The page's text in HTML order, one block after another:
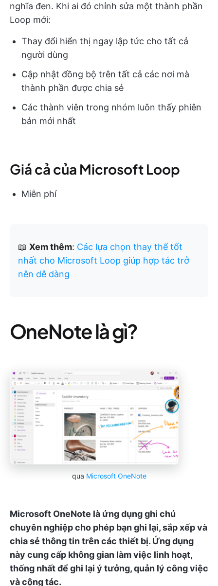
nghĩa đen. Khi ai đó chỉnh sửa một thành phần
Loop mới:
Thay đổi hiển thị ngay lập tức cho tất cả
người dùng
Cập nhật đồng bộ trên tất cả các nơi mà
thành phần được chia sẻ
Các thành viên trong nhóm luôn thấy phiên
bản mới nhất
Giá cả của Microsoft Loop
Miễn phí
📖 Xem thêm: Các lựa chọn thay thế tốt
nhất cho Microsoft Loop giúp hợp tác trở
nên dễ dàng
OneNote là gì?
qua Microsoft OneNote
Microsoft OneNote là ứng dụng ghi chú
chuyên nghiệp cho phép bạn ghi lại, sắp xếp và
chia sẻ thông tin trên các thiết bị. Ứng dụng
này cung cấp không gian làm việc linh hoạt,
thống nhất để ghi lại ý tưởng, quản lý công việc
và cộng tác.